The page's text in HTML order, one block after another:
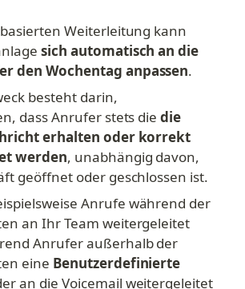
Weiterleitung kann
sich automatisch an die
den Wochentag anpassen.
besteht darin,
dass Anrufer stets die die
erhalten oder korrekt
werden, unabhängig davon,
geöffnet oder geschlossen ist.
Anrufe während der
an Ihr Team weitergeleitet
Anrufer außerhalb der
eine Benutzerdefinierte
an die Voicemail weitergeleitet